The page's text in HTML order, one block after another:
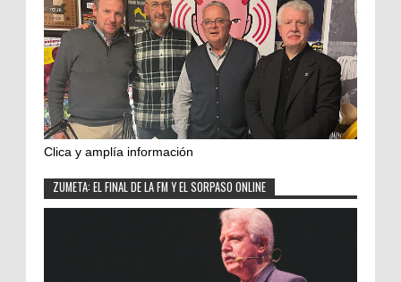
Clica y amplía información
ZUMETA: EL FINAL DE LA FM Y EL SORPASO ONLINE